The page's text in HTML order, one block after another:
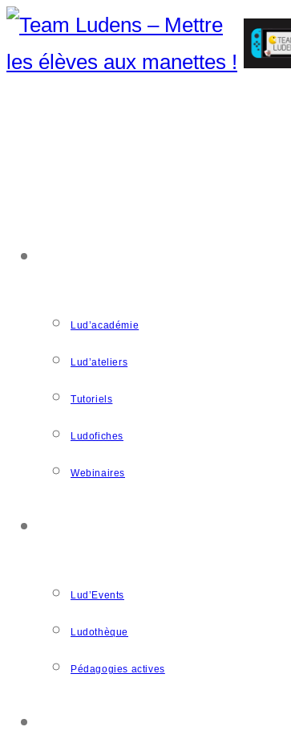
Lud’académie
Lud’ateliers
Tutoriels
Ludofiches
Webinaires
Lud’Events
Ludothèque
Pédagogies actives